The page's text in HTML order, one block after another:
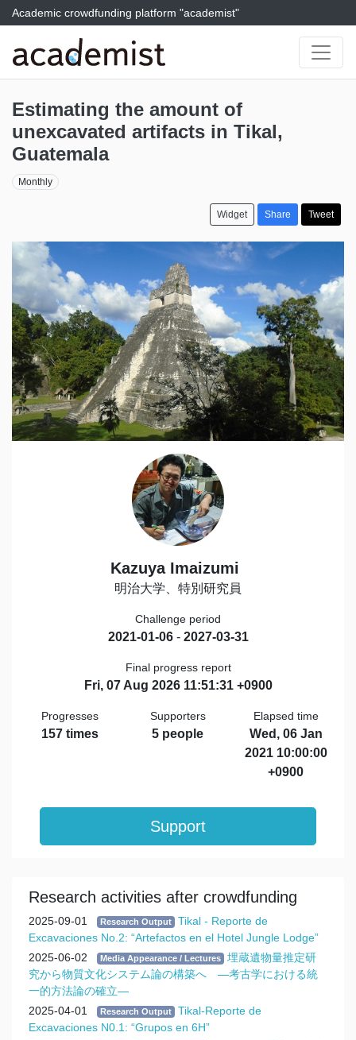
Academic crowdfunding platform "academist"
Estimating the amount of
unexcavated artifacts in Tikal,
Guatemala
Monthly
Widget Share Tweet
Kazuya Imaizumi
明治大学、特別研究員
Challenge period
2021-01-06- 2027-03-31
Final progress report
Fri, 07 Aug 2026 11:51:31 +0900
Progresses
157 times
Supporters
5 people
Elapsed time
Wed, 06 Jan
2021 10:00:00
+0900
Support
Research activities after crowdfunding
2025-09-01 Research Output
Tikal - Reporte de
Excavaciones No.2: “Artefactos en el Hotel Jungle Lodge”
2025-06-02
Media Appearance / Lectures
埋蔵遺物量推定研
究から物質文化システム論の構築へ ―考古学における統
一的方法論の確立―
2025-04-01
Research Output
Tikal-Reporte de
Excavaciones N0.1: “Grupos en 6H”